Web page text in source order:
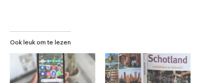
Ook leuk om te lezen